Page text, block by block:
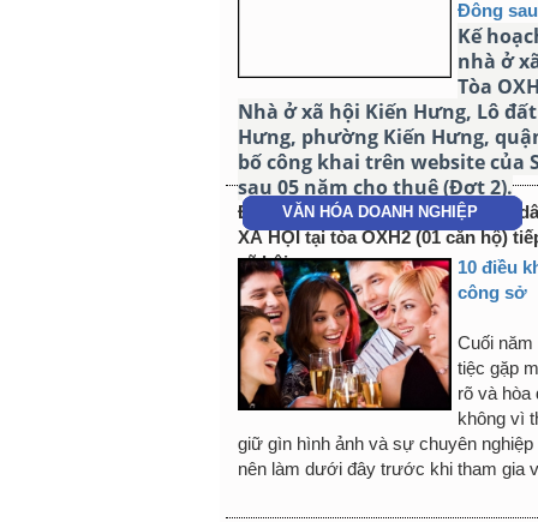
Đông
Kế
nhà ở
Tòa
Nhà ở xã hội Kiến Hưng, Lô
Hưng, phường Kiến Hưng,
bố công khai trên website của
sau 05 năm cho thuê (Đợt 2).
Đối tượng nộp hồ sơ: 01 Quý cư
XÃ HỘI tại tòa OXH2 (01 căn hộ)
xã hội
VĂN HÓA DOANH NGHIỆP
10 điều
công sở
Cuối
tiệc gặp
rõ và hòa
không vì
giữ gìn hình ảnh và sự chuyên
nên làm dưới đây trước khi tham gia